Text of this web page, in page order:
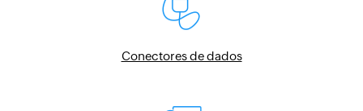
Conectores de dados